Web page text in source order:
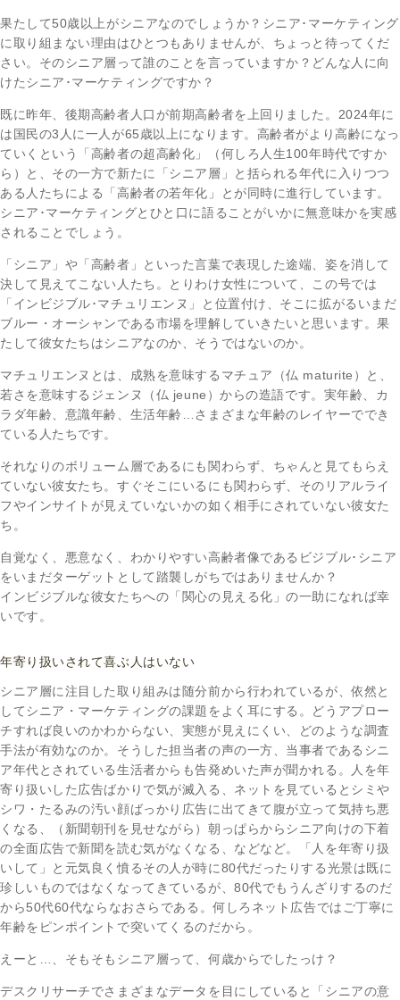
果たして50歳以上がシニアなのでしょうか？シニア･マーケティング
に取り組まない理由はひとつもありませんが、ちょっと待ってくだ
さい。そのシニア層って誰のことを言っていますか？どんな人に向
けたシニア･マーケティングですか？
既に昨年、後期高齢者人口が前期高齢者を上回りました。2024年に
は国民の3人に一人が65歳以上になります。高齢者がより高齢になっ
ていくという「高齢者の超高齢化」（何しろ人生100年時代ですか
ら）と、その一方で新たに「シニア層」と括られる年代に入りつつ
ある人たちによる「高齢者の若年化」とが同時に進行しています。
シニア･マーケティングとひと口に語ることがいかに無意味かを実感
されることでしょう。
「シニア」や「高齢者」といった言葉で表現した途端、姿を消して
決して見えてこない人たち。とりわけ女性について、この号では
「インビジブル･マチュリエンヌ」と位置付け、そこに拡がるいまだ
ブルー・オーシャンである市場を理解していきたいと思います。果
たして彼女たちはシニアなのか、そうではないのか。
マチュリエンヌとは、成熟を意味するマチュア（仏 maturite）と、
若さを意味するジェンヌ（仏 jeune）からの造語です。実年齢、カ
ラダ年齢、意識年齢、生活年齢…さまざまな年齢のレイヤーででき
ている人たちです。
それなりのボリューム層であるにも関わらず、ちゃんと見てもらえ
ていない彼女たち。すぐそこにいるにも関わらず、そのリアルライ
フやインサイトが見えていないかの如く相手にされていない彼女た
ち。
自覚なく、悪意なく、わかりやすい高齢者像であるビジブル･シニア
をいまだターゲットとして踏襲しがちではありませんか？
インビジブルな彼女たちへの「関心の見える化」の一助になれば幸
いです。
年寄り扱いされて喜ぶ人はいない
シニア層に注目した取り組みは随分前から行われているが、依然と
してシニア・マーケティングの課題をよく耳にする。どうアプロー
チすれば良いのかわからない、実態が見えにくい、どのような調査
手法が有効なのか。そうした担当者の声の一方、当事者であるシニ
ア年代とされている生活者からも告発めいた声が聞かれる。人を年
寄り扱いした広告ばかりで気が滅入る、ネットを見ているとシミや
シワ・たるみの汚い顔ばっかり広告に出てきて腹が立って気持ち悪
くなる、（新聞朝刊を見せながら）朝っぱらからシニア向けの下着
の全面広告で新聞を読む気がなくなる、などなど。「人を年寄り扱
いして」と元気良く憤るその人が時に80代だったりする光景は既に
珍しいものではなくなってきているが、80代でもうんざりするのだ
から50代60代ならなおさらである。何しろネット広告ではご丁寧に
年齢をピンポイントで突いてくるのだから。
えーと…、そもそもシニア層って、何歳からでしたっけ？
デスクリサーチでさまざまなデータを目にしていると「シニアの意